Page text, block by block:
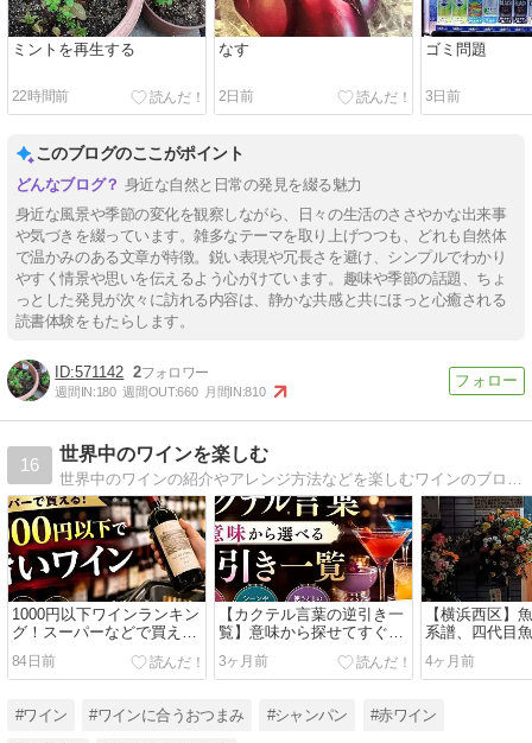
ミントを再生する
22時間前
なす
2日前
ゴミ問題
3日前
このブログのここがポイント
身近な自然と日常の発見を綴る魅力
身近な風景や季節の変化を観察しながら、日々の生活のささやかな出来事
や気づきを綴っています。雑多なテーマを取り上げつつも、どれも自然体
で温かみのある文章が特徴。鋭い表現や冗長さを避け、シンプルでわかり
やすく情景や思いを伝えるよう心がけています。趣味や季節の話題、ちょ
っとした発見が次々に訪れる内容は、静かな共感と共にほっと心癒される
読書体験をもたらします。
571142 2
週間IN:180 週間OUT:660 月間IN:810
16
世界中のワインを楽しむ
世界中のワインの紹介やアレンジ方法などを楽しむワインのブログです
1000円以下ワインランキン
グ！スーパーなどで買える
本当は教えたくないおすす
め銘柄
84日前
【カクテル言葉の逆引き一
覧】意味から探せてすぐ使
える完全版
3ヶ月前
【横浜西区】
系譜、四代目
承と進化の割烹
4ヶ月前
#ワイン #ワインに合うおつまみ #シャンパン #赤ワイン